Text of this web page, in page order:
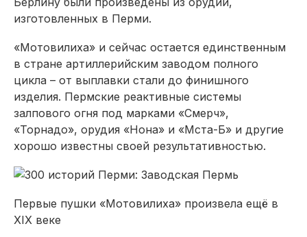
изготовленных в Перми.
«Мотовилиха» и сейчас остается единственным
в стране артиллерийским заводом полного
цикла – от выплавки стали до финишного
изделия. Пермские реактивные системы
залпового огня под марками «Смерч»,
«Торнадо», орудия «Нона» и «Мста-Б» и другие
хорошо известны своей результативностью.
Первые пушки «Мотовилиха» произвела ещё в
XIX веке